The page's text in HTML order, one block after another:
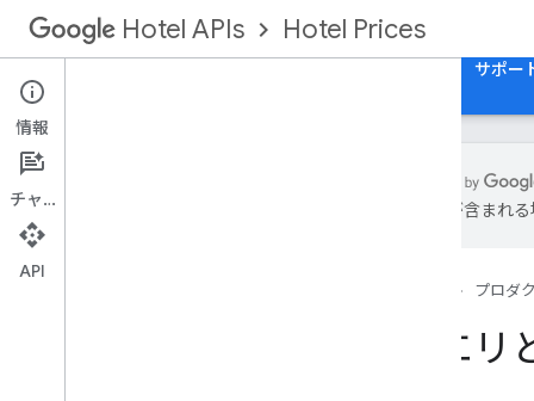
Hotel APIs Hotel Prices
サポー
ホテルリスト
空室状況、料金、在庫（ARI）
は誤りが含まれ
プロダ
クエ
情報
チャット
API